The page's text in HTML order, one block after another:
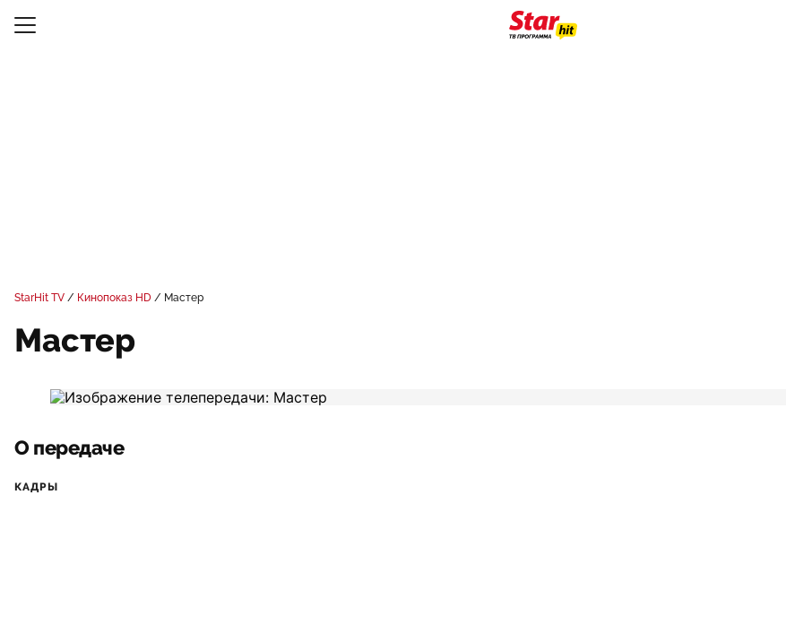
StarHit TV Кинопоказ HD Мастер
Мастер
О передаче
КАДРЫ